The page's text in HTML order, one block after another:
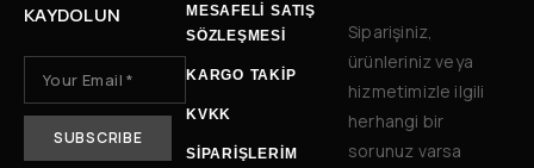
KAYDOLUN
MESAFELİ SATIŞ
SÖZLEŞMESİ
KARGO TAKİP
KVKK
SİPARİŞLERİM
Siparişiniz,
ürünleriniz veya
hizmetimizle ilgili
herhangi bir
sorunuz varsa